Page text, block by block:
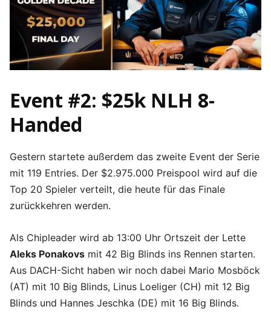
Event #2: $25k NLH 8-
Handed
Gestern startete außerdem das zweite Event der Serie
mit 119 Entries. Der $2.975.000 Preispool wird auf die
Top 20 Spieler verteilt, die heute für das Finale
zurückkehren werden.
Als Chipleader wird ab 13:00 Uhr Ortszeit der Lette
Aleks Ponakovs mit 42 Big Blinds ins Rennen starten.
Aus DACH-Sicht haben wir noch dabei Mario Mosböck
(AT) mit 10 Big Blinds, Linus Loeliger (CH) mit 12 Big
Blinds und Hannes Jeschka (DE) mit 16 Big Blinds.